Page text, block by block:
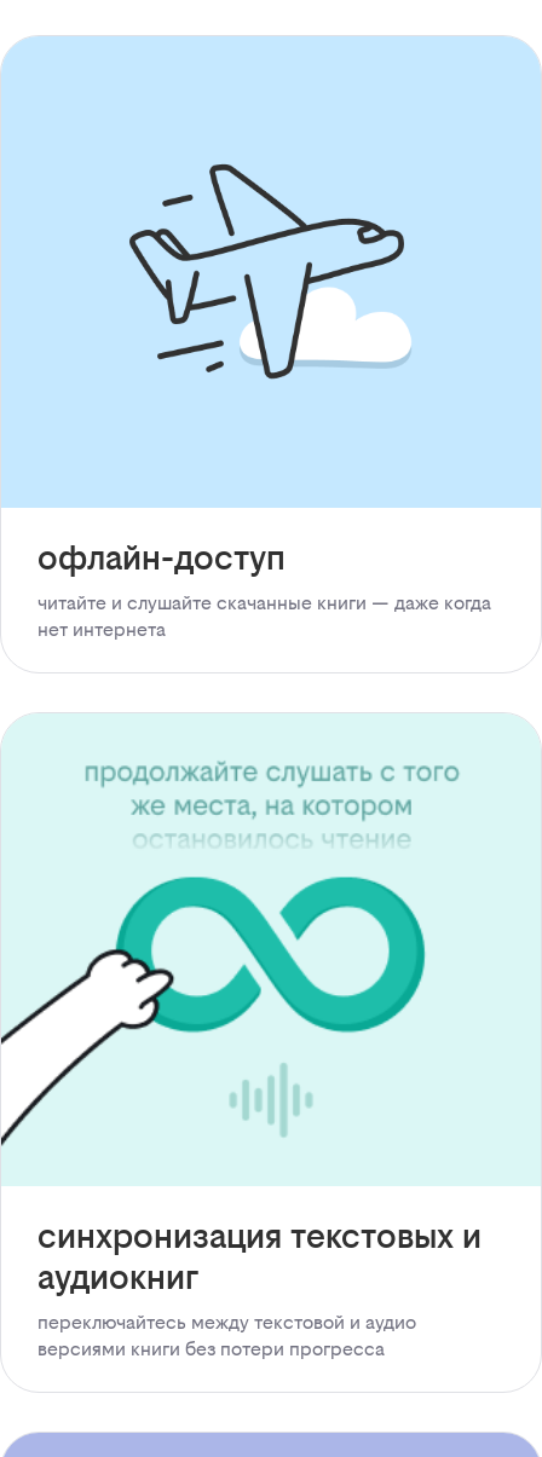
офлайн-доступ
читайте и слушайте скачанные книги — даже когда
нет интернета
синхронизация текстовых и
аудиокниг
переключайтесь между текстовой и аудио
версиями книги без потери прогресса